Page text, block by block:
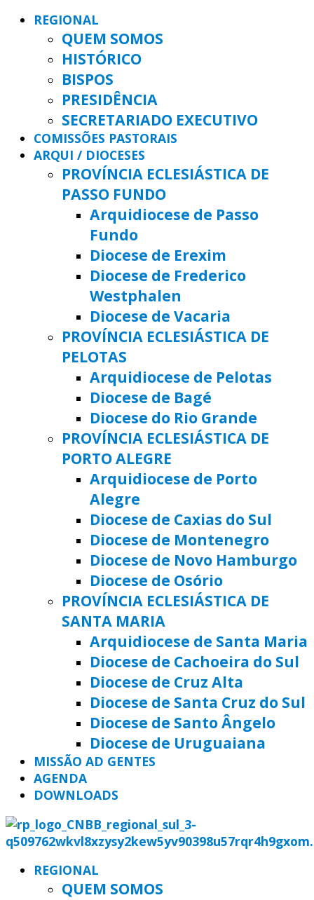
REGIONAL
QUEM SOMOS
HISTÓRICO
BISPOS
PRESIDÊNCIA
SECRETARIADO EXECUTIVO
COMISSÕES PASTORAIS
ARQUI / DIOCESES
PROVÍNCIA ECLESIÁSTICA DE
PASSO FUNDO
Arquidiocese de Passo
Fundo
Diocese de Erexim
Diocese de Frederico
Westphalen
Diocese de Vacaria
PROVÍNCIA ECLESIÁSTICA DE
PELOTAS
Arquidiocese de Pelotas
Diocese de Bagé
Diocese do Rio Grande
PROVÍNCIA ECLESIÁSTICA DE
PORTO ALEGRE
Arquidiocese de Porto
Alegre
Diocese de Caxias do Sul
Diocese de Montenegro
Diocese de Novo Hamburgo
Diocese de Osório
PROVÍNCIA ECLESIÁSTICA DE
SANTA MARIA
Arquidiocese de Santa Maria
Diocese de Cachoeira do Sul
Diocese de Cruz Alta
Diocese de Santa Cruz do Sul
Diocese de Santo Ângelo
Diocese de Uruguaiana
MISSÃO AD GENTES
AGENDA
DOWNLOADS
REGIONAL
QUEM SOMOS